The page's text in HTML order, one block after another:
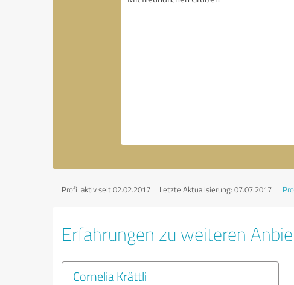
Profil aktiv seit 02.02.2017 | Letzte Aktualisierung: 07.07.2017 |
Erfahrungen zu weiteren
Cornelia Krättli